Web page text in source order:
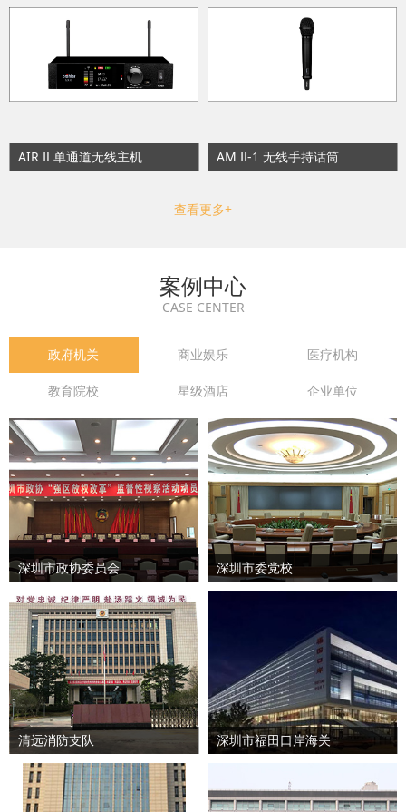
AIR Ⅱ 单通道无线主机 AM Ⅱ-1 无线手持话筒
查看更多+
案例中心
CASE CENTER
政府机关 商业娱乐 医疗机构
教育院校 星级酒店 企业单位
深圳市政协委员会 深圳市委党校
清远消防支队 深圳市福田口岸海关